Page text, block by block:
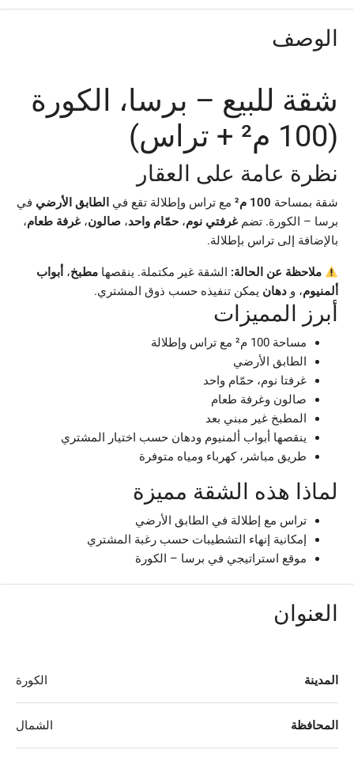
الوصف
شقة للبيع – برسا، الكورة
(100 م² + تراس)
نظرة عامة على العقار
شقة بمساحة 100 م² مع تراس وإطلالة تقع في الطابق الأرضي في
برسا – الكورة. تضم غرفتي نوم، حمّام واحد، صالون، غرفة طعام،
بالإضافة إلى تراس بإطلالة.
ملاحظة عن الحالة: الشقة غير مكتملة. ينقصهامطبخ، أبواب
ألمنيوم، و دهان يمكن تنفيذه حسب ذوق المشتري.
أبرز المميزات
مساحة 100 م² مع تراس وإطلالة
الطابق الأرضي
غرفتا نوم، حمّام واحد
صالون وغرفة طعام
المطبخ غير مبني بعد
ينقصها أبواب ألمنيوم ودهان حسب اختيار المشتري
طريق مباشر، كهرباء ومياه متوفرة
لماذا هذه الشقة مميزة
تراس مع إطلالة في الطابق الأرضي
إمكانية إنهاء التشطيبات حسب رغبة المشتري
موقع استراتيجي في برسا – الكورة
العنوان
المدينة الكورة
المحافظة الشمال